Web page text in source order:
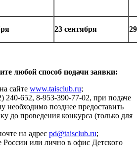
23 сентября
любой способ подачи заявки:
сайте www.taisclub.ru;
240-652, 8-953-390-77-02, при подаче
необходимо позднее предоставить
до проведения конкурса (только для
на адрес pd@taisclub.ru;
России или лично в офис Детского